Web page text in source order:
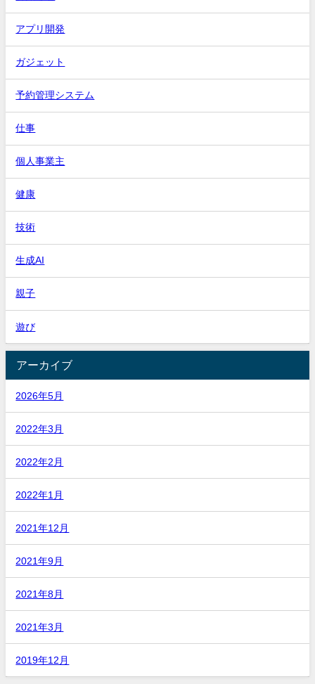
アプリ開発
ガジェット
予約管理システム
仕事
個人事業主
健康
技術
生成AI
親子
遊び
アーカイブ
2026年5月
2022年3月
2022年2月
2022年1月
2021年12月
2021年9月
2021年8月
2021年3月
2019年12月